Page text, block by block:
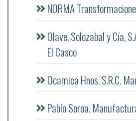
NORMA
Olave, Solozabal y Cía,
El Casco
Ocamica Hnos. S.R.C.
Pablo Soroa.